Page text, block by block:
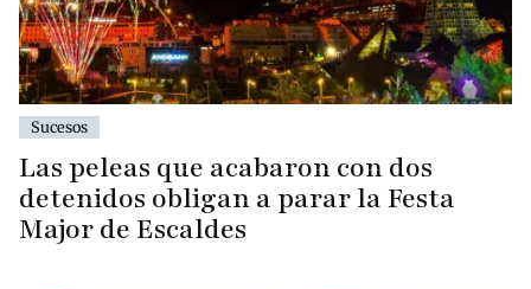
Sucesos
Las peleas que acabaron con dos
detenidos obligan a parar la Festa
Major de Escaldes